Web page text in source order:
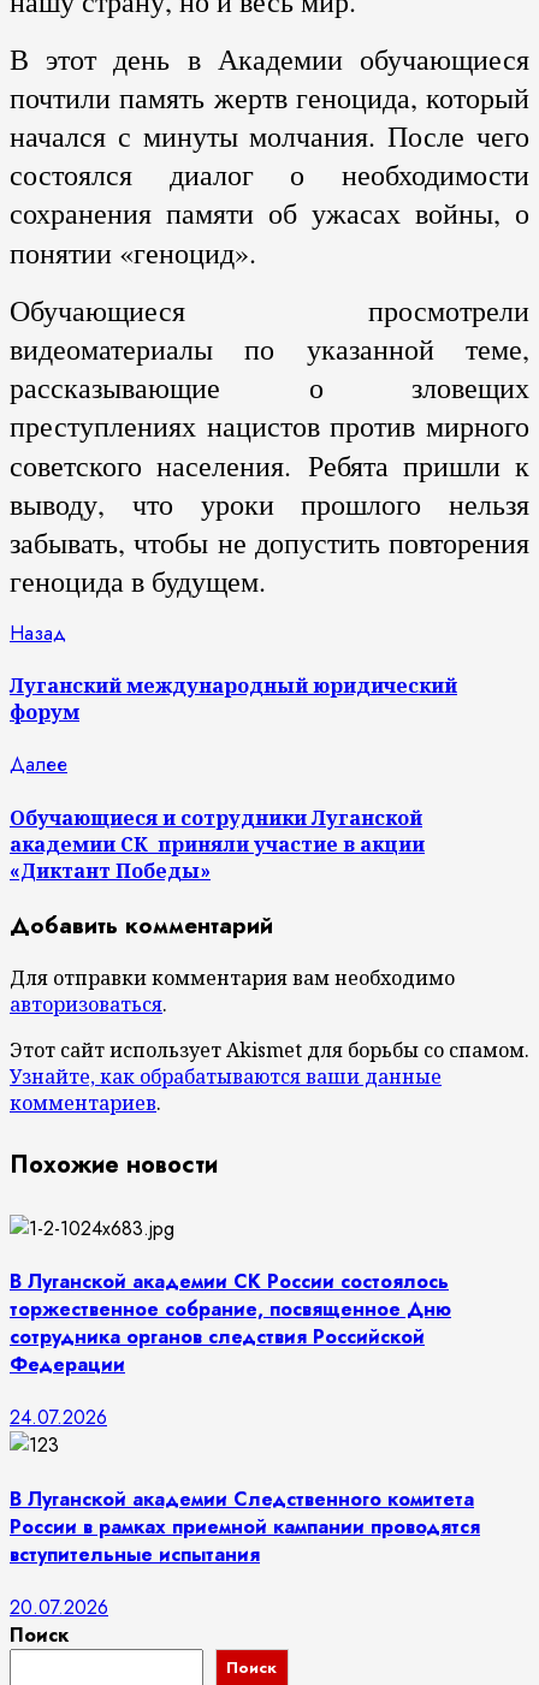
В этот день в Академии обучающиеся
почтили память жертв геноцида, который
начался с минуты молчания. После чего
состоялся диалог о необходимости
сохранения памяти об ужасах войны, о
понятии «геноцид».
Обучающиеся просмотрели
видеоматериалы по указанной теме,
рассказывающие о зловещих
преступлениях нацистов против мирного
советского населения. Ребята пришли к
выводу, что уроки прошлого нельзя
забывать, чтобы не допустить повторения
геноцида в будущем.
Продолжить
чтение
Назад
Луганский международный юридический
форум
ДалееСледующая
Обучающиеся и сотрудники Луганской
академии СК приняли участие в акции
«Диктант Победы»
Добавить комментарий
Для отправки комментария вам необходимо
авторизоваться.
Этот сайт использует Akismet для борьбы со спамом.
Узнайте, как обрабатываются ваши данные
комментариев.
Похожие новости
В Луганской академии СК России состоялось
торжественное собрание, посвященное Дню
сотрудника органов следствия Российской
Федерации
24.07.2026
В Луганской академии Следственного комитета
России в рамках приемной кампании проводятся
вступительные испытания
20.07.2026
Поиск
Поиск